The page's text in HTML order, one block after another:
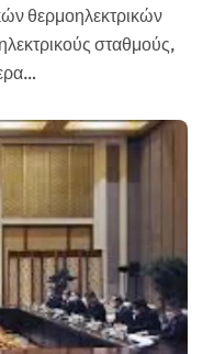
θερμοηλεκτρικών
σταθμούς,